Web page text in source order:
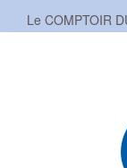
Le COMPTOIR